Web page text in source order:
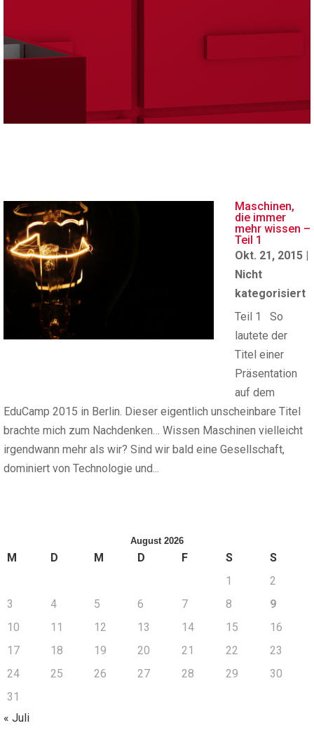
Maschinen,
die immer
mehr wissen –
Teil 1
Okt. 21, 2015 |
Nicht
kategorisiert
Teil 1 So
lautete der
Titel einer
Präsentation
auf dem
EduCamp 2015 in Berlin. Dieser eigentlich unscheinbare Titel
brachte mich zum Nachdenken… Wissen Maschinen vielleicht
irgendwann mehr als wir? Sind wir bald eine Gesellschaft,
dominiert von Technologie und...
August 2026
M D M D F S
S
1
2
3
4 5 6 7 8
9
10
11 12 13 14 15
16
17
18 19 20 21 22
23
24
25 26 27 28 29
30
31
« Juli